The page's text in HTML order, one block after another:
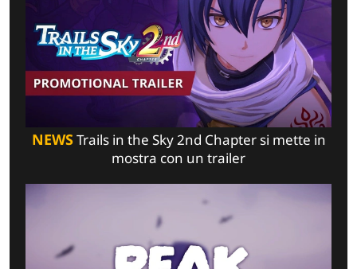
NEWSTrails in the Sky 2nd Chapter si mette in
mostra con un trailer